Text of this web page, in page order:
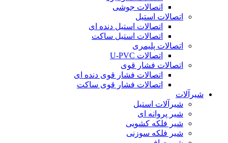
اتصالات جوشی
اتصالات استیل
اتصالات استیل دنده ای
اتصالات استیل ساکت
اتصالات پلیمری
اتصالات U-PVC
اتصالات فشار قوی
اتصالات فشار قوی دنده ای
اتصالات فشار قوی ساکت
شیرآلات
شیرآلات استیل
شیر پروانه ای
شیر فلکه کشویی
شیر فلکه سوزنی